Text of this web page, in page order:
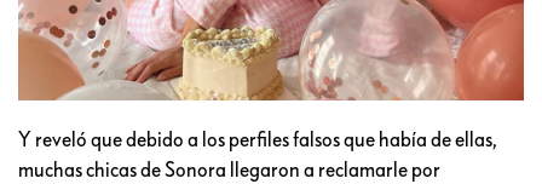
Y reveló que debido a los perfiles falsos que había de ellas,
muchas chicas de Sonora llegaron a reclamarle por